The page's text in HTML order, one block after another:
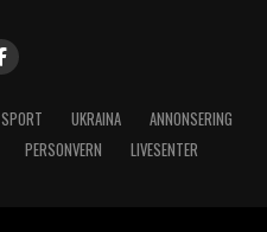
SPORT UKRAINA
ANNONSERING
PERSONVERN LIVESENTER